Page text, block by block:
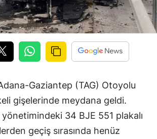
Gaziantep (TAG) Otoyolu
gişelerinde meydana geldi.
34 BJE 551 plakalı
geçiş sırasında henüz